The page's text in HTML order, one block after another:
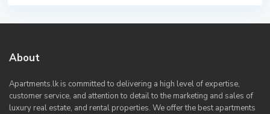
About
Apartments.lk is committed to delivering a high level of expertise,
customer service, and attention to detail to the marketing and sales of
luxury real estate, and rental properties. We offer the best apartments